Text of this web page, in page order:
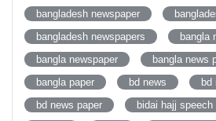
bangladesh newspaper
bangladesh newspapers
bangla
bangla newspaper
bangla news
bangla paper
bd news
bd
bd news paper
bidai hajj speech